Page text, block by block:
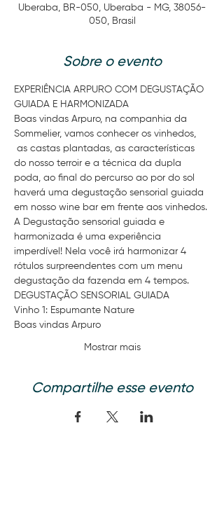
Uberaba, BR-050, Uberaba - MG, 38056-
050, Brasil
Sobre o evento
EXPERIÊNCIA ARPURO COM DEGUSTAÇÃO
GUIADA E HARMONIZADA
Boas vindas Arpuro, na companhia da
Sommelier, vamos conhecer os vinhedos,
as castas plantadas, as características
do nosso terroir e a técnica da dupla
poda, ao final do percurso ao por do sol
haverá uma degustação sensorial guiada
em nosso wine bar em frente aos vinhedos.
A Degustação sensorial guiada e
harmonizada é uma experiência
imperdível! Nela você irá harmonizar 4
rótulos surpreendentes com um menu
degustação da fazenda em 4 tempos.
DEGUSTAÇÃO SENSORIAL GUIADA
Vinho 1: Espumante Nature
Boas vindas Arpuro
Mostrar mais
Compartilhe esse evento